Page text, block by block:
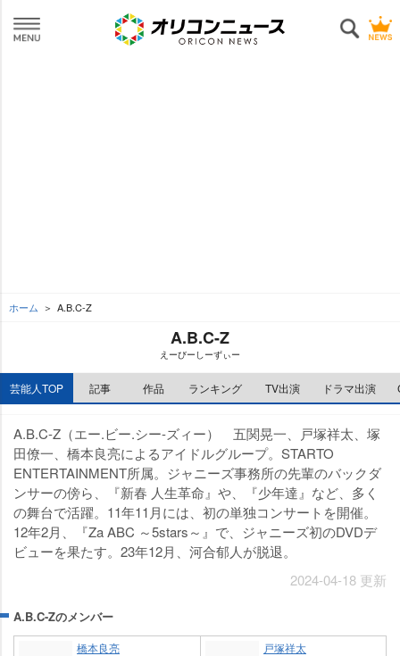
ホーム A.B.C-Z
A.B.C-Z
えーびーしーずぃー
芸能人TOP 記事 作品 ランキング TV出演 ドラマ出演
A.B.C-Z（エー.ビー.シー-ズィー） 五関晃一、戸塚祥太、塚
田僚一、橋本良亮によるアイドルグループ。STARTO
ENTERTAINMENT所属。ジャニーズ事務所の先輩のバックダ
ンサーの傍ら、『新春 人生革命』や、『少年達』など、多く
の舞台で活躍。11年11月には、初の単独コンサートを開催。
12年2月、『Za ABC ～5stars～』で、ジャニーズ初のDVDデ
ビューを果たす。23年12月、河合郁人が脱退。
2024-04-18 更新
A.B.C-Zのメンバー
橋本良亮 戸塚祥太